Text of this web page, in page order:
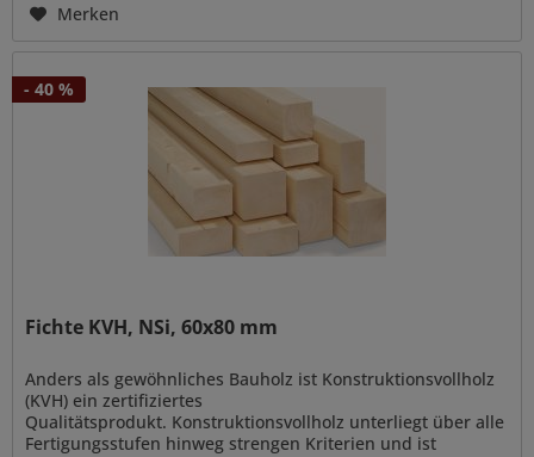
Merken
- 40 %
Fichte KVH, NSi, 60x80 mm
Anders als gewöhnliches Bauholz ist Konstruktionsvollholz
(KVH) ein zertifiziertes
Qualitätsprodukt. Konstruktionsvollholz unterliegt über alle
Fertigungsstufen hinweg strengen Kriterien und ist